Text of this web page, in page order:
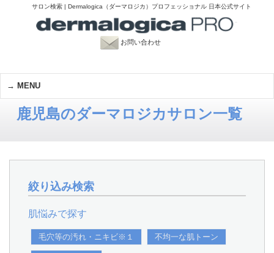
サロン検索 | Dermalogica（ダーマロジカ）プロフェッショナル 日本公式サイト
お問い合わせ
MENU
鹿児島のダーマロジカサロン一覧
絞り込み検索
肌悩みで探す
毛穴等の汚れ・ニキビ※１ 不均一な肌トーン